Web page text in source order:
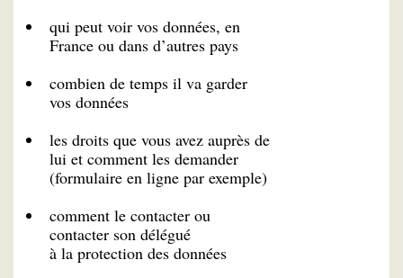
qui peut voir vos données, en
France ou dans d’autres pays
combien de temps il va garder
vos données
les droits que vous avez auprès de
lui et comment les demander
(formulaire en ligne par exemple)
comment le contacter ou
contacter son délégué
à la protection des données